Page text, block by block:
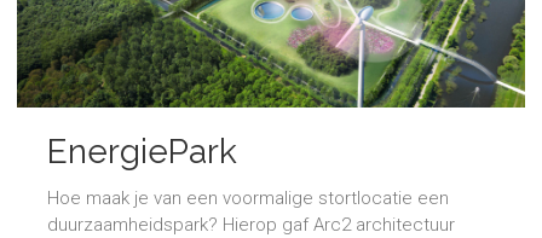
EnergiePark
Hoe maak je van een voormalige stortlocatie een
duurzaamheidspark? Hierop gaf Arc2 architectuur